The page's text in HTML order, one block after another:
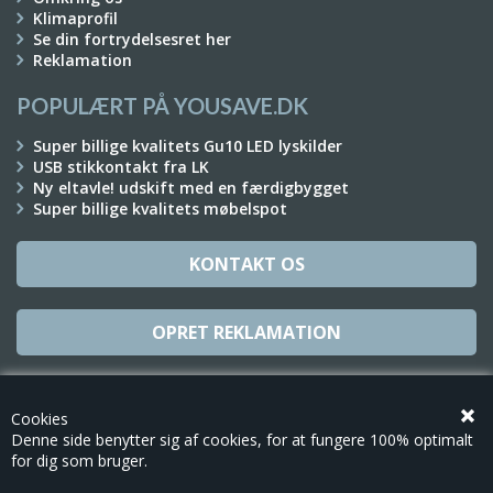
Cookies
Denne side benytter sig af cookies, for at fungere 100% optimalt
for dig som bruger.
Klimaprofil
Se din fortrydelsesret her
Reklamation
POPULÆRT PÅ YOUSAVE.DK
Super billige kvalitets Gu10 LED lyskilder
USB stikkontakt fra LK
Ny eltavle! udskift med en færdigbygget
Super billige kvalitets møbelspot
KONTAKT OS
OPRET REKLAMATION